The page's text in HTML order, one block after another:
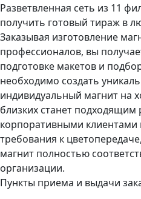
Разветвленная сеть из 11
получить готовый тираж в
Заказывая изготовление
профессионалов, вы
подготовке макетов и
необходимо создать
индивидуальный магнит на
близких станет
корпоративными
требования к
магнит полностью
организации.
Пункты приема и выдачи